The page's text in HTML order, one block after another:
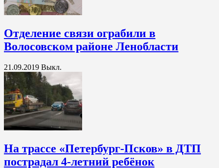
Отделение связи ограбили в
Волосовском районе Ленобласти
21.09.2019 Выкл.
На трассе «Петербург-Псков» в ДТП
пострадал 4-летний ребёнок